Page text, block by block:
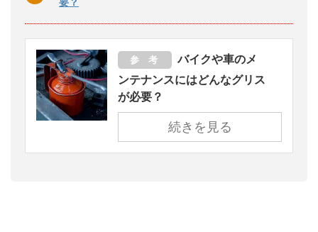
参 考
バイクや車のメ
ンテナンスにはどんなグリス
が必要？
続きを見る